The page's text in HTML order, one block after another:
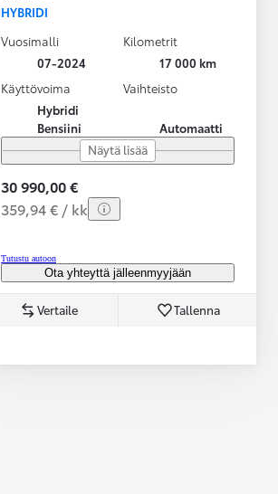
HYBRIDI
Vuosimalli
07-2024
Kilometrit
17 000 km
Käyttövoima
Hybridi
Bensiini
Vaihteisto
Automaatti
Näytä lisää
30 990,00 €
359,94 € / kk
Tutustu autoon
Ota yhteyttä jälleenmyyjään
Vertaile Tallenna